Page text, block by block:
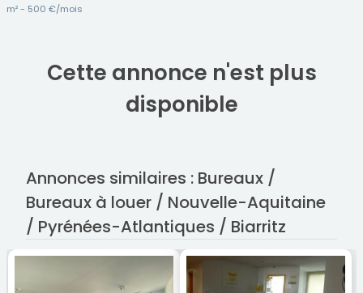
m² - 500 €/mois
Cette annonce n'est plus
disponible
Annonces similaires : Bureaux /
Bureaux à louer / Nouvelle-Aquitaine
/ Pyrénées-Atlantiques / Biarritz